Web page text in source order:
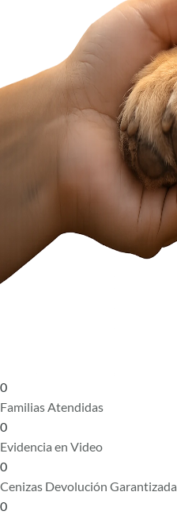
0
Familias Atendidas
0
Evidencia en Video
0
Cenizas Devolución Garantizada
0